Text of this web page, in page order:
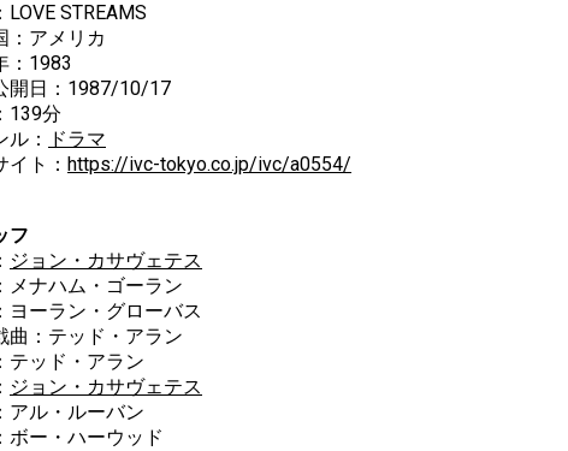
LOVE STREAMS
：アメリカ
：1983
開日：1987/10/17
139分
ル：
ドラマ
イト： https://ivc-tokyo.co.jp/ivc/a0554/
フ
ジョン・カサヴェテス
メナハム・ゴーラン
ラン・グローバス
曲：テッド・アラン
テッド・アラン
ジョン・カサヴェテス
アル・ルーバン
ボー・ハーウッド